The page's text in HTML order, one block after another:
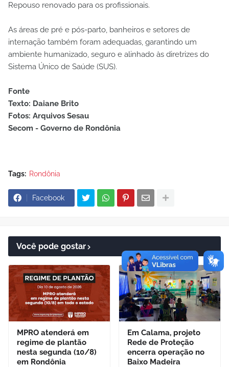
Repouso renovado para os profissionais.
As áreas de pré e pós-parto, banheiros e setores de
internação também foram adequadas, garantindo um
ambiente humanizado, seguro e alinhado às diretrizes do
Sistema Único de Saúde (SUS).
Fonte
Texto: Daiane Brito
Fotos: Arquivos Sesau
Secom - Governo de Rondônia
Tags: Rondônia
Facebook
Você pode gostar
MPRO atenderá em
regime de plantão
nesta segunda (10/8)
em Rondônia
Em Calama, projeto
Rede de Proteção
encerra operação no
Baixo Madeira